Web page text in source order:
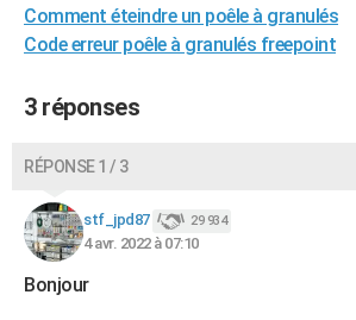
COPAINS D'AVANT
Bricolage
Lifestyle
Culture
Sport
Auto
Television
Voyage
Cinema
Comment éteindre un poêle à granulés
Code erreur poêle à granulés freepoint
3 réponses
RÉPONSE 1 / 3
stf_jpd87 29 934
4 avr. 2022 à 07:10
Bonjour